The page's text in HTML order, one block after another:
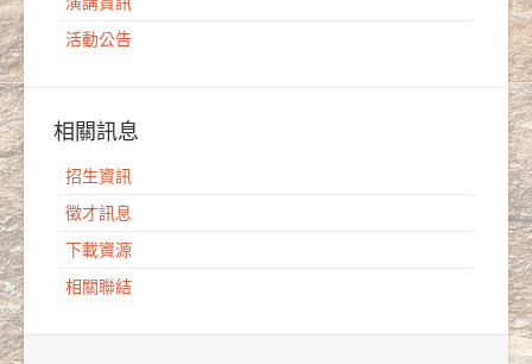
活動公告
相關訊息
招生資訊
徵才訊息
下載資源
相關聯結